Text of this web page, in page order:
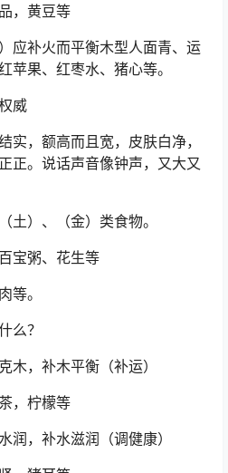
，黄豆等
应补火而平衡木型人面青、运
苹果、红枣水、猪心等。
威
实，额高而且宽，皮肤白净，
正。说话声音像钟声，又大又
土）、（金）类食物。
宝粥、花生等
等。
么？
木，补木平衡（补运）
，柠檬等
润，补水滋润（调健康）